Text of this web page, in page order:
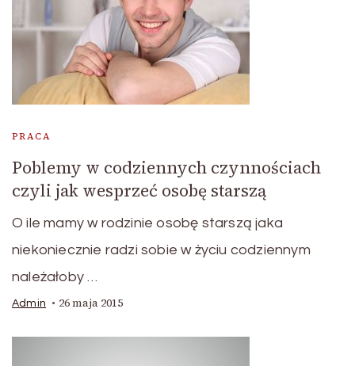
PRACA
Poblemy w codziennych czynnościach
czyli jak wesprzeć osobę starszą
O ile mamy w rodzinie osobę starszą jaka
niekoniecznie radzi sobie w życiu codziennym
należałoby …
Admin 26 maja 2015